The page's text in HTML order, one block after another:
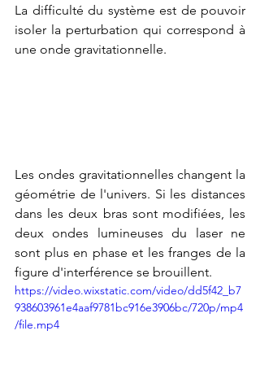
La difficulté du système est de pouvoir
isoler la perturbation qui correspond à
une onde gravitationnelle.
Les ondes gravitationnelles changent la
géométrie de l'univers. Si les distances
dans les deux bras sont modifiées, les
deux ondes lumineuses du laser ne
sont plus en phase et les franges de la
figure d'interférence se brouillent.
https://video.wixstatic.com/video/dd5f42_b7
938603961e4aaf9781bc916e3906bc/720p/mp4
/file.mp4